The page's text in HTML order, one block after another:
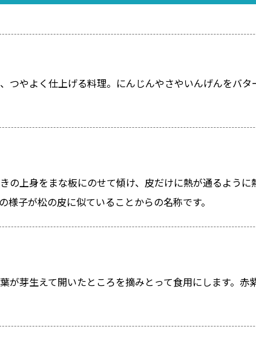
つやよく仕上げる料理。にんじんやさやいんげんをバ
の上身をまな板にのせて傾け、皮だけに熱が通るよう
子が松の皮に似ていることからの名称です。
が芽生えて開いたところを摘みとって食用にします。